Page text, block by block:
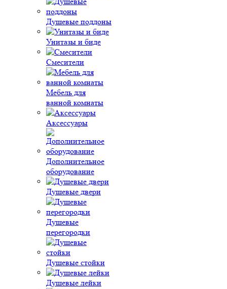
Душевые поддоны
Унитазы и биде
Смесители
Мебель для
ванной комнаты
Аксессуары
Дополнительное
оборудование
Душевые двери
Душевые
перегородки
Душевые стойки
Душевые лейки